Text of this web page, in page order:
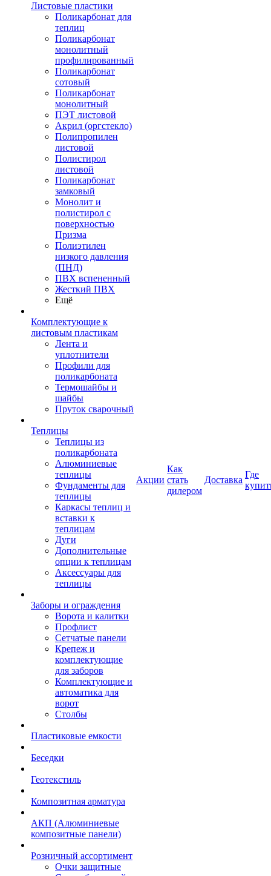
Листовые пластики
Поликарбонат для
теплиц
Поликарбонат
монолитный
профилированный
Поликарбонат
сотовый
Поликарбонат
монолитный
ПЭТ листовой
Акрил (оргстекло)
Полипропилен
листовой
Полистирол
листовой
Поликарбонат
замковый
Монолит и
полистирол с
поверхностью
Призма
Полиэтилен
низкого давления
(ПНД)
ПВХ вспененный
Жесткий ПВХ
Ещё
Комплектующие к
листовым пластикам
Лента и
уплотнители
Профили для
поликарбоната
Термошайбы и
шайбы
Пруток сварочный
Теплицы
Теплицы из
поликарбоната
Алюминиевые
теплицы
Фундаменты для
теплицы
Каркасы теплиц и
вставки к
теплицам
Дуги
Дополнительные
опции к теплицам
Аксессуары для
теплицы
Заборы и ограждения
Ворота и калитки
Профлист
Сетчатые панели
Крепеж и
комплектующие
для заборов
Комплектующие и
автоматика для
ворот
Столбы
Пластиковые емкости
Беседки
Геотекстиль
Композитная арматура
АКП (Алюминиевые
композитные панели)
Розничный ассортимент
Очки защитные
Акции
Как
стать
дилером
Доставка
Где